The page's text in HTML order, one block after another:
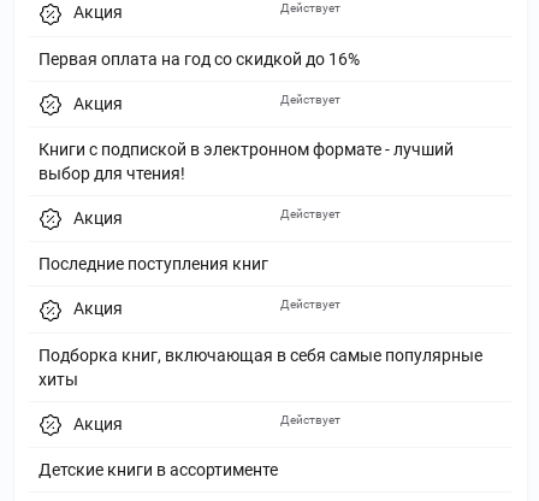
Акция
Первая оплата на год со скидкой до 16%
Действует
Акция
Книги с подпиской в электронном формате - лучший
выбор для чтения!
Действует
Акция
Последние поступления книг
Действует
Акция
Подборка книг, включающая в себя самые популярные
хиты
Действует
Акция
Детские книги в ассортименте
Действует